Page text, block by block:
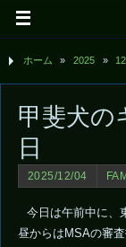
ホーム » 2025 »
甲斐犬
日
2025/12/04
今日は午前中に、
昼からはMSAの審